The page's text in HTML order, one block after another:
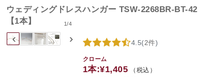
‹ ›
1/4
ウェディングドレスハンガー TSW-2268BR-BT-42
【1本】
4.5(2件)
クローム
1本:¥1,405 （税込）